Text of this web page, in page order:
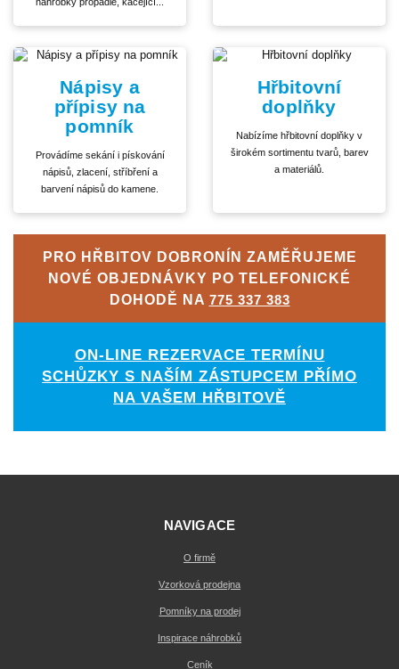
Nápisy a
přípisy na
pomník
Provádíme sekání i pískování
nápisů, zlacení, stříbření a
barvení nápisů do kamene.
Hřbitovní
doplňky
Nabízíme hřbitovní doplňky v
širokém sortimentu tvarů, barev
a materiálů.
PRO HŘBITOV DOBRONÍN ZAMĚŘUJEME
NOVÉ OBJEDNÁVKY PO TELEFONICKÉ
DOHODĚ NA 775 337 383
ON-LINE REZERVACE TERMÍNU
SCHŮZKY S NAŠÍM ZÁSTUPCEM PŘÍMO
NA VAŠEM HŘBITOVĚ
NAVIGACE
O firmě
Vzorková prodejna
Pomníky na prodej
Inspirace náhrobků
Ceník